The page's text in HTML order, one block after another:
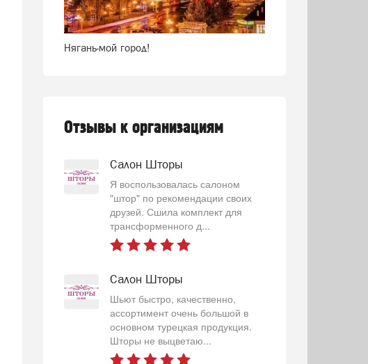
Нягань-мой город!
Отзывы к организациям
Салон Шторы
Я воспользовалась салоном
"штор" по рекомендации своих
друзей. Сшила комплект для
трансформенного д...
Салон Шторы
Шьют быстро, качественно,
ассортимент очень большой в
основном турецкая продукция.
Шторы не выцветаю...